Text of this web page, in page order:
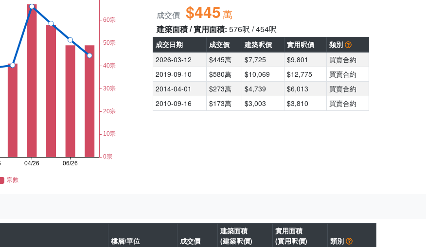
成交價 $445萬
建築面積 / 實用面積: 576呎 / 454呎
成交日期 成交價 建築呎價 實用呎價
類別
2026-03-12
$445萬 $7,725 $9,801
買賣合約
2019-09-10
$580萬 $10,069 $12,775
買賣合約
2014-04-01
$273萬 $4,739 $6,013
買賣合約
2010-09-16
$173萬 $3,003 $3,810 買賣合約
樓層/單位 成交價
建築面積
(建築呎價)
實用面積
(實用呎價)
類別